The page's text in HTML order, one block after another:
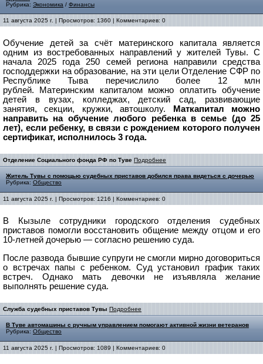
Рубрика: Экономика / Финансы
11 августа 2025 г. | Просмотров: 1360 | Комментариев: 0
Обучение детей за счёт материнского капитала является
одним из востребованных направлений у жителей Тувы. С
начала 2025 года 250 семей региона направили средства
господдержки на образование, на эти цели Отделение СФР по
Республике Тыва перечислило более 12 млн
рублей. Материнским капиталом можно оплатитьобучение
детей в вузах, колледжах, детский сад, развивающие
занятия,секции, кружки,автошколу.
Маткапитал можно
направить на обучение любого ребенка в семье (до 25
лет), если ребенку, в связи с рождением которого получен
сертификат, исполнилось 3 года.
Отделение Социального фонда РФ по Туве Подробнее
Житель Тувы с помощью судебных приставов добился права видеться с дочерью
Рубрика: Общество
11 августа 2025 г. | Просмотров: 1216 | Комментариев: 0
В Кызыле сотрудники городского отделения судебных
приставов помогли восстановить общение между отцом и его
10‑летней дочерью — согласно решению суда.
После развода бывшие супруги не смогли мирно договориться
о встречах папы с ребенком. Суд установил график таких
встреч.Однако мать девочки не изъявляла желание
выполнять решение суда.
Служба судебных приставов Тувы Подробнее
В Туве автомашины с ручным управлением помогают активной жизни ветеранов
Рубрика: Общество
11 августа 2025 г. | Просмотров: 1089 | Комментариев: 0